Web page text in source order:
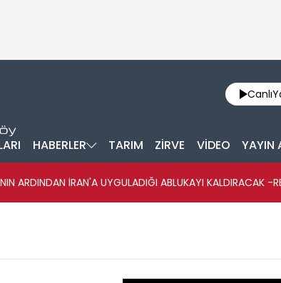
Canlı
HABERLER TARIM ZİRVE VİDEO YAYIN
ARDINDAN İRAN'A UYGULADIĞI ABLUKAYI KALDIRACAK -